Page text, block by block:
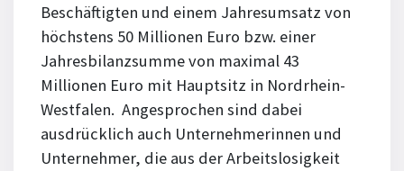
Beschäftigten und einem Jahresumsatz von
höchstens 50 Millionen Euro bzw. einer
Jahresbilanzsumme von maximal 43
Millionen Euro mit Hauptsitz in Nordrhein-
Westfalen. Angesprochen sind dabei
ausdrücklich auch Unternehmerinnen und
Unternehmer, die aus der Arbeitslosigkeit